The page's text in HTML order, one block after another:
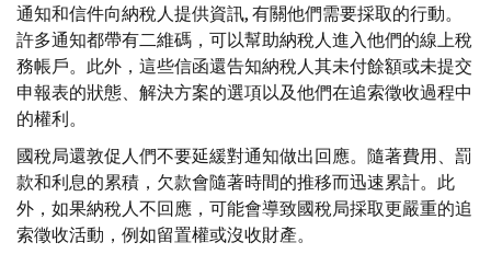
通知和信件向納稅人提供資訊, 有關他們需要採取的行動。
許多通知都帶有二維碼，可以幫助納稅人進入他們的線上稅
務帳戶。此外，這些信函還告知納稅人其未付餘額或未提交
申報表的狀態、解決方案的選項以及他們在追索徵收過程中
的權利。
國稅局還敦促人們不要延緩對通知做出回應。隨著費用、罰
款和利息的累積，欠款會隨著時間的推移而迅速累計。此
外，如果納稅人不回應，可能會導致國稅局採取更嚴重的追
索徵收活動，例如留置權或沒收財產。